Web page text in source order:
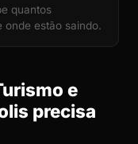
quantos
estão saindo.
e
precisa